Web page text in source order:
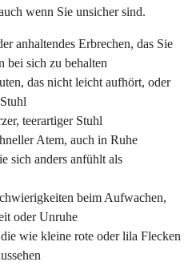
wenn Sie unsicher sind.
anhaltendes Erbrechen, das Sie
bei sich zu behalten
das nicht leicht aufhört, oder
teerartiger Stuhl
Atem, auch in Ruhe
sich anders anfühlt als
beim Aufwachen,
oder Unruhe
wie kleine rote oder lila Flecken